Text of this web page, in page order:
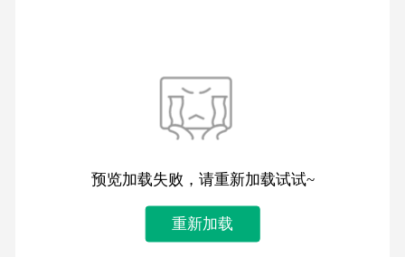
预览加载失败，请重新加载试试~
重新加载